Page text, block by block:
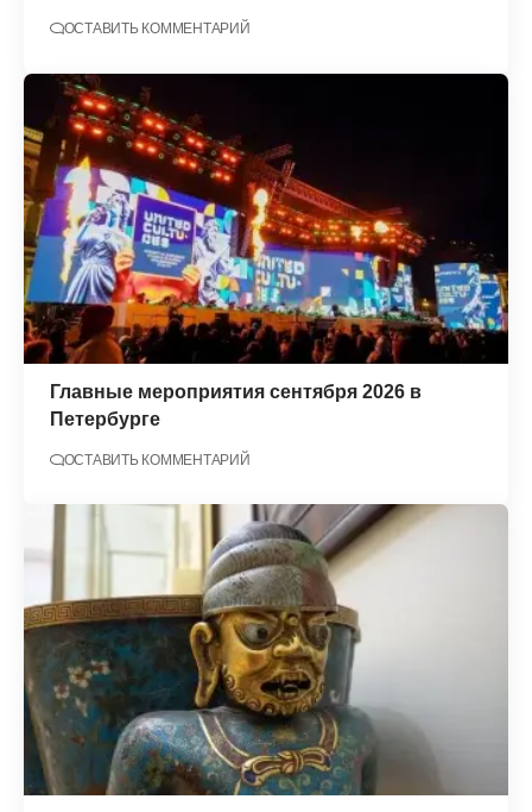
ОСТАВИТЬ КОММЕНТАРИЙ
Главные мероприятия сентября 2026 в
Петербурге
ОСТАВИТЬ КОММЕНТАРИЙ